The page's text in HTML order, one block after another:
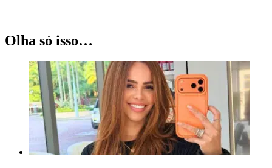
Olha só isso…